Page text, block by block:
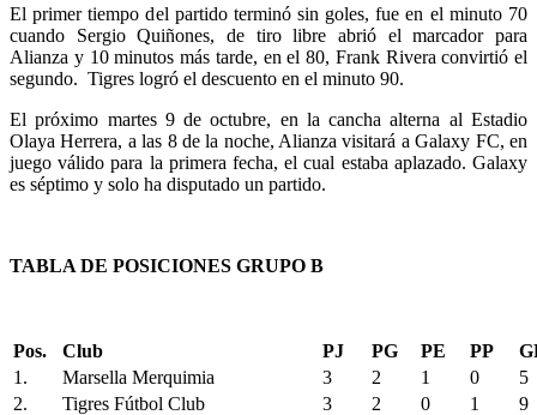
El primer tiempo del partido terminó sin goles, fue en el minuto 70
cuando Sergio Quiñones, de tiro libre abrió el marcador para
Alianza y 10 minutos más tarde, en el 80, Frank Rivera convirtió el
segundo. Tigres logró el descuento en el minuto 90.
El próximo martes 9 de octubre, en la cancha alterna al Estadio
Olaya Herrera, a las 8 de la noche, Alianza visitará a Galaxy FC, en
juego válido para la primera fecha, el cual estaba aplazado. Galaxy
es séptimo y solo ha disputado un partido.
TABLA DE POSICIONES GRUPO B
Pos. Club PJ PG PE PP
1.
Marsella Merquimia 3 2 1 0
5
2.
Tigres Fútbol Club 3 2 0 1
9